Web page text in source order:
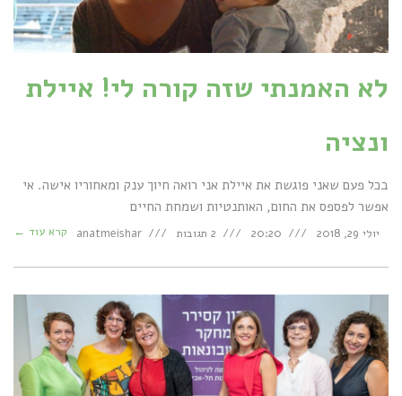
לא האמנתי שזה קורה לי! איילת
ונציה
בכל פעם שאני פוגשת את איילת אני רואה חיוך ענק ומאחוריו אישה. אי
אפשר לפספס את החום, האותנטיות ושמחת החיים
יולי 29, 2018 20:20 2 תגובות anatmeishar קרא עוד ←